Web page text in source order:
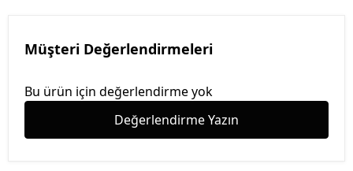
Müşteri Değerlendirmeleri
Bu ürün için değerlendirme yok
Değerlendirme Yazın